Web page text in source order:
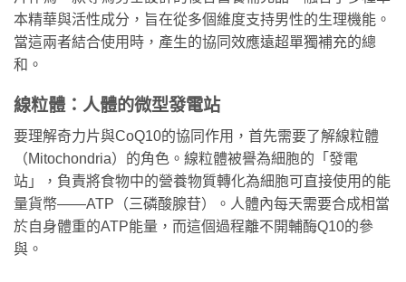
本精華與活性成分，旨在從多個維度支持男性的生理機能。
當這兩者結合使用時，產生的協同效應遠超單獨補充的總
和。
線粒體：人體的微型發電站
要理解奇力片與CoQ10的協同作用，首先需要了解線粒體
（Mitochondria）的角色。線粒體被譽為細胞的「發電
站」，負責將食物中的營養物質轉化為細胞可直接使用的能
量貨幣——ATP（三磷酸腺苷）。人體內每天需要合成相當
於自身體重的ATP能量，而這個過程離不開輔酶Q10的參
與。